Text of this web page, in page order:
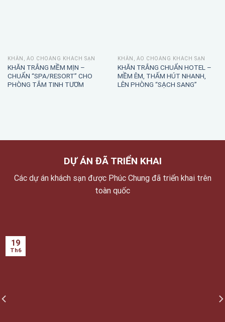
KHĂN, ÁO CHOÀNG KHÁCH SẠN
KHĂN TRẮNG MỀM MỊN –
CHUẨN “SPA/RESORT” CHO
PHÒNG TẮM TINH TƯƠM
KHĂN, ÁO CHOÀNG KHÁCH SẠN
KHĂN TRẮNG CHUẨN HOTEL –
MỀM ÊM, THẤM HÚT NHANH,
LÊN PHÒNG “SẠCH SANG”
DỰ ÁN ĐÃ TRIỂN KHAI
Các dự án khách sạn được Phúc Chung đã triển khai trên
toàn quốc
19
Th6